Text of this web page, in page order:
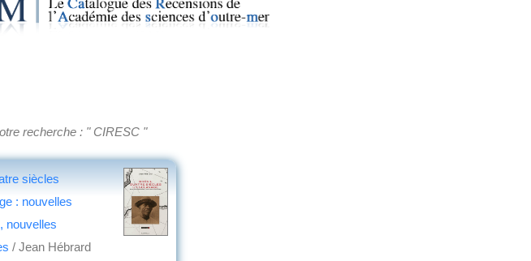
recherche : " CIRESC "
siècles
: nouvelles
nouvelles
/ Jean Hébrard